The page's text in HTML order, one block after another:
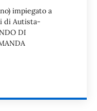
impiegato a
di Autista-
DI